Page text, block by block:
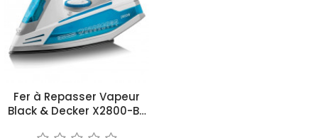
Fer à Repasser Vapeur
Black & Decker X2800-B5